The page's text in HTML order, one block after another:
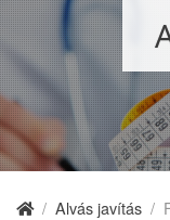
/ Alvás javítás /